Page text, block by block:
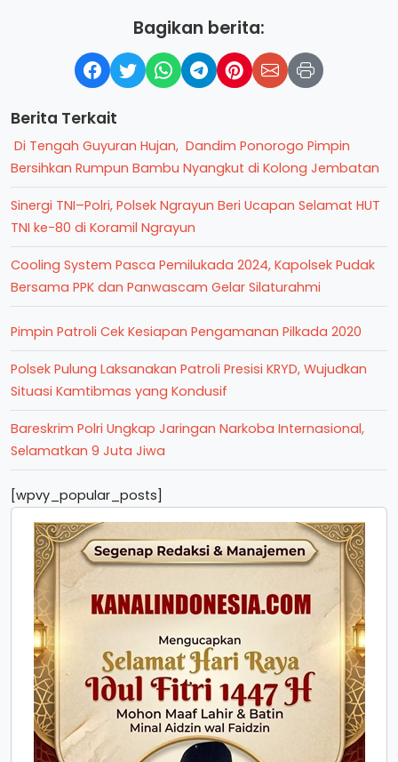
Bagikan berita:
Berita Terkait
Di Tengah Guyuran Hujan, Dandim Ponorogo Pimpin
Bersihkan Rumpun Bambu Nyangkut di Kolong Jembatan
Sinergi TNI–Polri, Polsek Ngrayun Beri Ucapan Selamat HUT
TNI ke-80 di Koramil Ngrayun
Cooling System Pasca Pemilukada 2024, Kapolsek Pudak
Bersama PPK dan Panwascam Gelar Silaturahmi
Pimpin Patroli Cek Kesiapan Pengamanan Pilkada 2020
Polsek Pulung Laksanakan Patroli Presisi KRYD, Wujudkan
Situasi Kamtibmas yang Kondusif
Bareskrim Polri Ungkap Jaringan Narkoba Internasional,
Selamatkan 9 Juta Jiwa
[wpvy_popular_posts]